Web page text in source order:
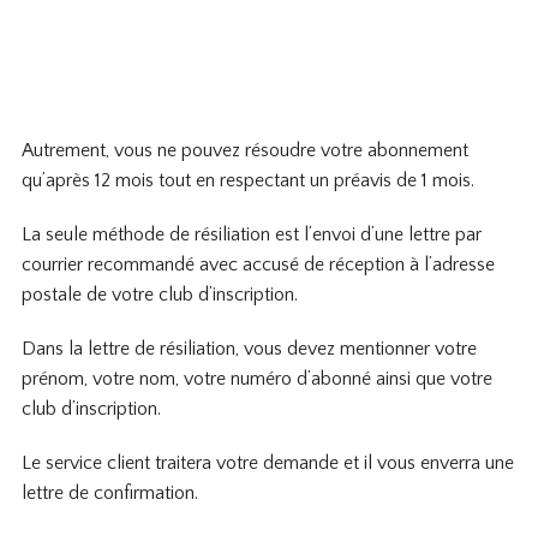
Autrement, vous ne pouvez résoudre votre abonnement
qu’après 12 mois tout en respectant un préavis de 1 mois.
La seule méthode de résiliation est l’envoi d’une lettre par
courrier recommandé avec accusé de réception à l’adresse
postale de votre club d’inscription.
Dans la lettre de résiliation, vous devez mentionner votre
prénom, votre nom, votre numéro d’abonné ainsi que votre
club d’inscription.
Le service client traitera votre demande et il vous enverra une
lettre de confirmation.